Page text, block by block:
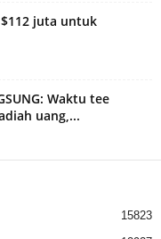
juta untuk
Waktu tee
uang,...
15823